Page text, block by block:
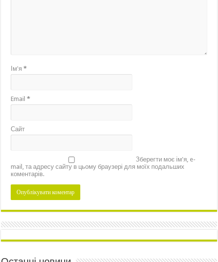
Ім'я*
Email*
Сайт
Зберегти моє ім'я, e-
mail, та адресу сайту в цьому браузері для моїх подальших
коментарів.